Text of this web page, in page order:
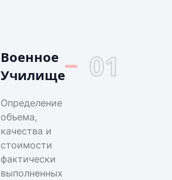
Военное
Училище
01
Определение
объема,
качества и
стоимости
фактически
выполненных